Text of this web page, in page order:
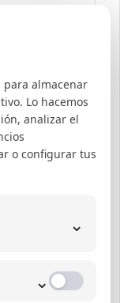
el
y
para almacenar
Lo hacemos
analizar el
o configurar tus
⌄
⌄